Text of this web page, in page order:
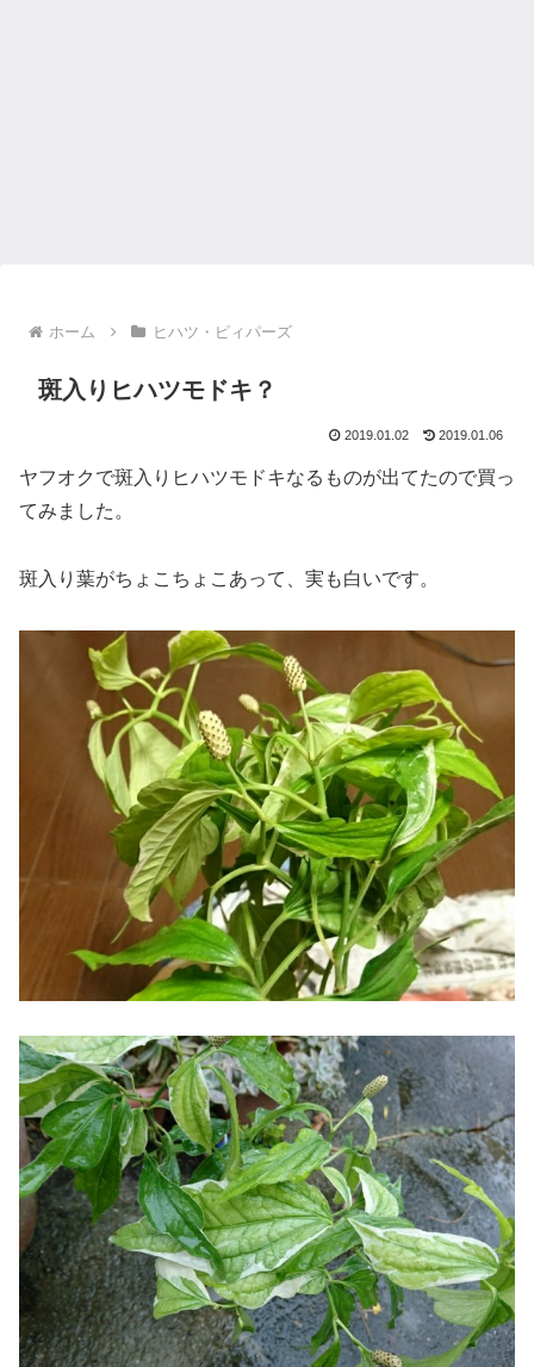
ホーム ヒハツ・ピィパーズ
斑入りヒハツモドキ？
2019.01.02 2019.01.06
ヤフオクで斑入りヒハツモドキなるものが出てたので買っ
てみました。
斑入り葉がちょこちょこあって、実も白いです。